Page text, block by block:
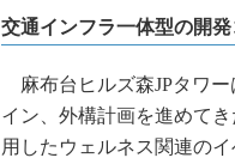
交通インフラ一体型の開
麻布台ヒルズ森JPタワ
イン、外構計画を進めて
用したウェルネス関連の